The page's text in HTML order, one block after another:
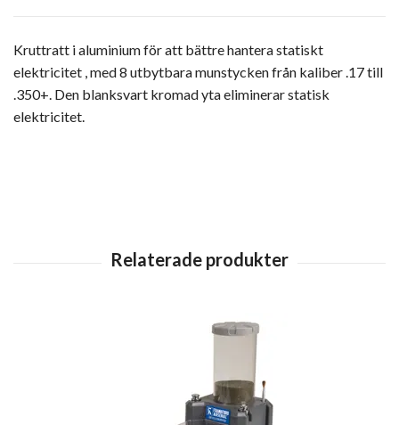
Kruttratt i aluminium för att bättre hantera statiskt
elektricitet , med 8 utbytbara munstycken från kaliber .17 till
.350+. Den blanksvart kromad yta eliminerar statisk
elektricitet.